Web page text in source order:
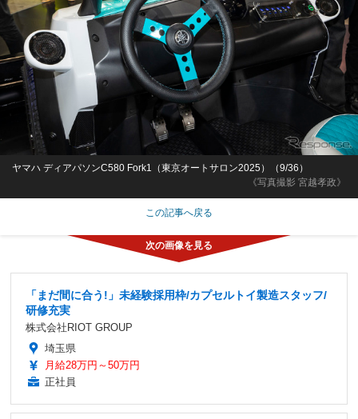
《写真撮影 宮越孝政》
ヤマハ ディアパソンC580 Fork1（東京オートサロン2025）（9/36）
この記事へ戻る
「まだ間に合う!」未経験採用枠/カプセルトイ製造スタッフ/
研修充実
株式会社RIOT GROUP
埼玉県
月給28万円～50万円
正社員